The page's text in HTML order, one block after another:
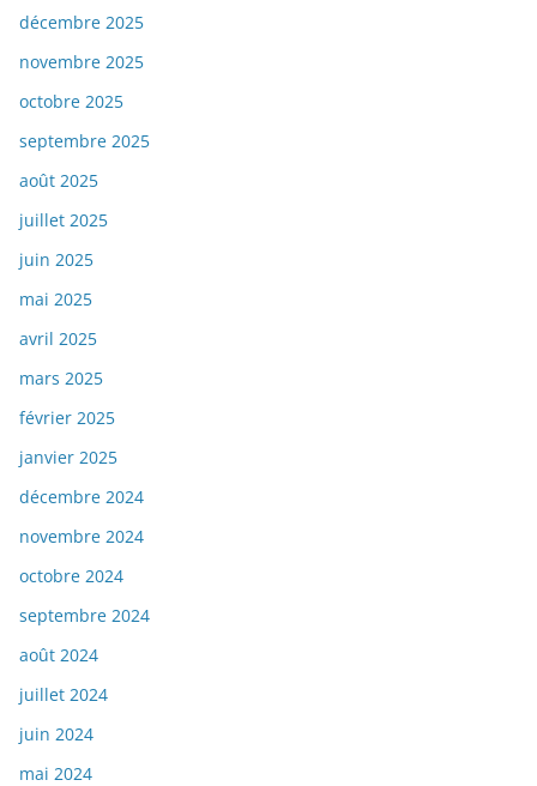
décembre 2025
novembre 2025
octobre 2025
septembre 2025
août 2025
juillet 2025
juin 2025
mai 2025
avril 2025
mars 2025
février 2025
janvier 2025
décembre 2024
novembre 2024
octobre 2024
septembre 2024
août 2024
juillet 2024
juin 2024
mai 2024